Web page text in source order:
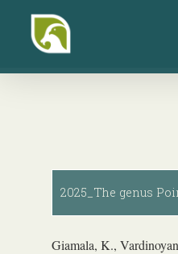
content
2025_The genus
Giamala, K.,